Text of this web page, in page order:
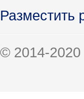
Разместить
© 2014-